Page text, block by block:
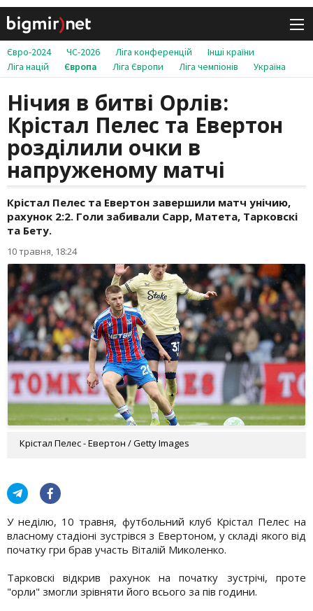
Євро-2024 ЧС-2026 Ліга конференцій
Інші країни
Ліга націй
Європа Ліга Європи Ліга чемпіонів Україна
Нічия в битві Орлів:
Крістал Пелес та Евертон
розділили очки в
напруженому матчі
Крістал Пелес та Евертон завершили матч унічию,
рахунок 2:2. Голи забивали Сарр, Матета, Тарковскі
та Бету.
10 травня, 18:24
Крістал Пелес - Евертон / Getty Images
У неділю, 10 травня, футбольний клуб Крістал Пелес на
власному стадіоні зустрівся з Евертоном, у складі якого від
початку гри брав участь Віталій Миколенко.
Тарковскі відкрив рахунок на початку зустрічі, проте
"орли" змогли зрівняти його всього за пів години.